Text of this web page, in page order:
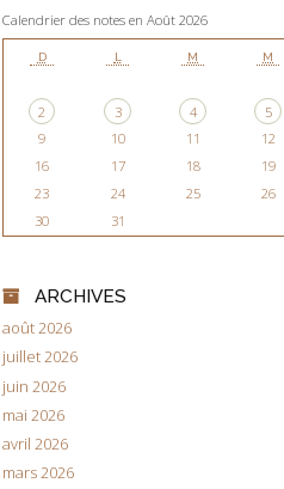
Calendrier des notes en Août 2026
D L M M
2
3 4 5
9
10 11 12
16
17 18 19
23
24 25 26
30
31
ARCHIVES
août 2026
juillet 2026
juin 2026
mai 2026
avril 2026
mars 2026